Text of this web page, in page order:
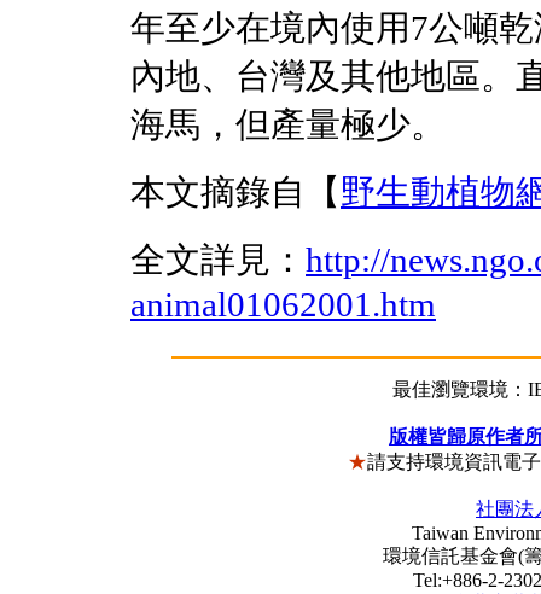
年至少在境內使用7公噸
內地、台灣及其他地區。
海馬，但產量極少。
本文摘錄自【 野生動植物
全文詳見： http://
animal01062001.htm
最佳瀏覽環境：
版權皆歸原作者
★請支持環境資訊電
社團法
Taiwan
環境信託基金會(籌
Tel:+886-2-